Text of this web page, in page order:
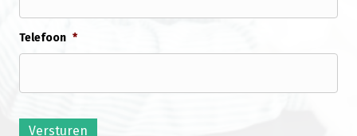
Telefoon *
Versturen